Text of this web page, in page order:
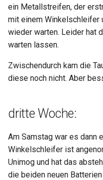
ein Metallstreifen, der
mit einem Winkelschleifer
wieder warten. Leider hat
warten lassen.
Zwischendurch kam die
diese noch nicht. Aber
dritte Woche:
Am Samstag war es dann
Winkelschleifer ist
Unimog und hat das
die beiden neuen